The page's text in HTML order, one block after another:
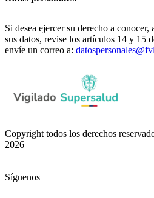
Si desea ejercer su derecho a
sus datos, revise los artículos 14 y 15
envíe un correo a:
Copyright todos los derechos
2026
Síguenos